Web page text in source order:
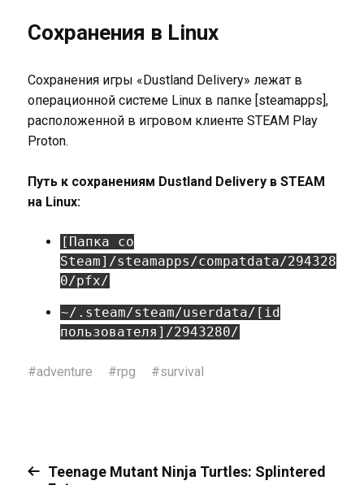
Сохранения в Linux
Сохранения игры «Dustland Delivery» лежат в
операционной системе Linux в папке [steamapps],
расположенной в игровом клиенте STEAM Play
Proton.
Путь к сохранениям Dustland Delivery в STEAM
на Linux:
[Папка со
Steam]/steamapps/compatdata/294328
0/pfx/
~/.steam/steam/userdata/[id
пользователя]/2943280/
#adventure #rpg #survival
Teenage Mutant Ninja Turtles: Splintered